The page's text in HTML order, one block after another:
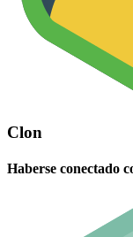
Clon
Haberse conectado